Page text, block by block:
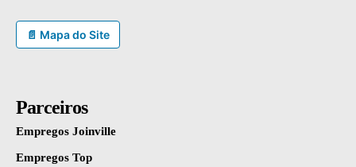
📄 Mapa do Site
Parceiros
Empregos Joinville
Empregos Top